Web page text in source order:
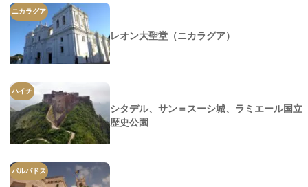
ニカラグア
レオン大聖堂（ニカラグア）
ハイチ
シタデル、サン＝スーシ城、ラミエール国立
歴史公園
バルバドス